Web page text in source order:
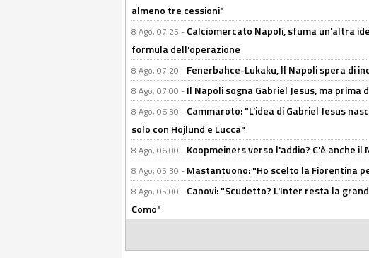
almeno tre cessioni"
8 Ago, 07:25 - Calciomercato Napoli, sfuma un'altra
formula dell'operazione
8 Ago, 07:20 - Fenerbahce-Lukaku, ll Napoli spera di
8 Ago, 07:00 - Il Napoli sogna Gabriel Jesus, ma prima
8 Ago, 06:30 - Cammaroto: "L’idea di Gabriel Jesus
solo con Hojlund e Lucca"
8 Ago, 06:00 - Koopmeiners verso l'addio? C'è anche
8 Ago, 05:30 - Mastantuono: "Ho scelto la Fiorentina
8 Ago, 05:00 - Canovi: "Scudetto? L'Inter resta la
Como"